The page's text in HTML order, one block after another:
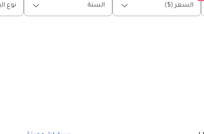
السعر ($) السنة نوع